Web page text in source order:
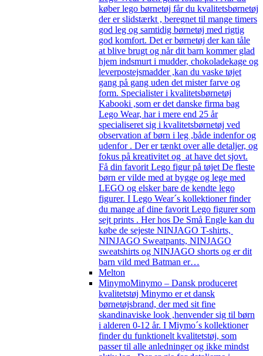
køber lego børnetøj får du kvalitetsbørnetøj
der er slidstærkt , beregnet til mange timers
god leg og samtidig børnetøj med rigtig
god komfort. Det er børnetøj der kan tåle
at blive brugt og når dit barn kommer glad
hjem indsmurt i mudder, chokoladekage og
leverpostejsmadder ,kan du vaske tøjet
gang på gang uden det mister farve og
form. Specialister i kvalitetsbørnetøj
Kabooki ,som er det danske firma bag
Lego Wear, har i mere end 25 år
specialiseret sig i kvalitetsbørnetøj ved
observation af børn i leg ,både indenfor og
udenfor . Der er tænkt over alle detaljer, og
fokus på kreativitet og at have det sjovt.
Få din favorit Lego figur på tøjet De fleste
børn er vilde med at bygge og lege med
LEGO og elsker bare de kendte lego
figurer. I Lego Wear´s kollektioner finder
du mange af dine favorit Lego figurer som
sejt prints . Her hos De Små Engle kan du
købe de sejeste NINJAGO T-shirts,
NINJAGO Sweatpants, NINJAGO
sweatshirts og NINJAGO shorts og er dit
barn vild med Batman er…
Melton
MinymoMinymo – Dansk produceret
kvalitetstøj Minymo er et dansk
børnetøjsbrand, der med sit fine
skandinaviske look ,henvender sig til børn
i alderen 0-12 år. I Miymo´s kollektioner
finder du funktionelt kvalitetstøj, som
passer til alle anledninger og ikke mindst